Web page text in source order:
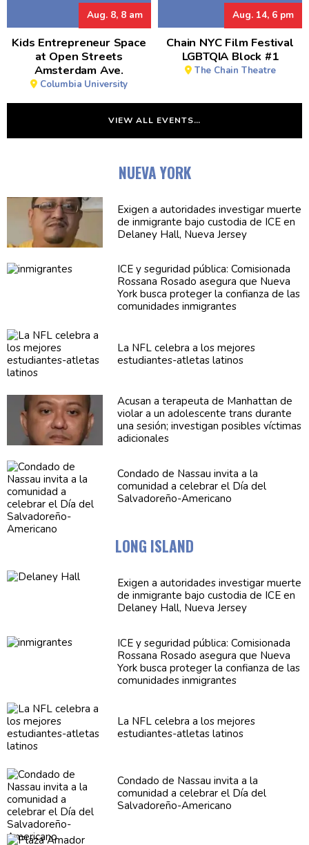
Aug. 8, 8 am
Kids Entrepreneur Space
at Open Streets
Amsterdam Ave.
Columbia University
Aug. 14, 6 pm
Chain NYC Film Festival
LGBTQIA Block #1
The Chain Theatre
VIEW ALL EVENTS…
NUEVA YORK
Exigen aautoridades investigar muerte
de inmigrante bajo custodia de ICE en
Delaney Hall, Nueva Jersey
ICE y seguridad pública:Comisionada
Rossana Rosado asegura que Nueva
York busca proteger la confianza de las
comunidades inmigrantes
La NFL celebra a los mejores
estudiantes-atletas latinos
Acusan a terapeuta de Manhattan de
violar a unadolescente trans durante
una sesión; investigan posibles víctimas
adicionales
Condado de Nassau invita a la
comunidad a celebrar el Día del
Salvadoreño-Americano
LONG ISLAND
Exigen aautoridades investigar muerte
de inmigrante bajo custodia de ICE en
Delaney Hall, Nueva Jersey
ICE y seguridad pública:Comisionada
Rossana Rosado asegura que Nueva
York busca proteger la confianza de las
comunidades inmigrantes
La NFL celebra a los mejores
estudiantes-atletas latinos
Condado de Nassau invita a la
comunidad a celebrar el Día del
Salvadoreño-Americano